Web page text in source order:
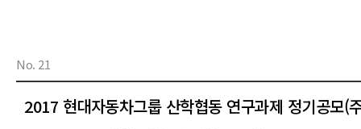
No. 21
2017 현대자동차그룹 산학협동 연구과제 정기공모(